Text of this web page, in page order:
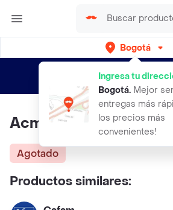
Bogotá
Ingresa tu
Bogotá. Mejor
entregas más
los precios más
convenientes!
envíos gratis por semanas
Acm Seboregulador
Agotado
Productos similares: